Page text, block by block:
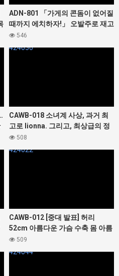
ADN-801 「가게의 콘돔이 없어질
때까지 에치하자!」 오발주로 재고
과다하게 되어 버린 콘돔을 다 쓸
546
424030
CAWB-018 소녀계 사상, 과거 최
고로 Iionna. 그리고, 최상급의 정
신 바디. 하나사키 유라 AV데뷔
508
424022
CAWB-012 [중대 발표] 허리
52cm 아름다운 가슴 수축 몸 아름
다운 천재 발레리나 마침내 질 내
509
424044